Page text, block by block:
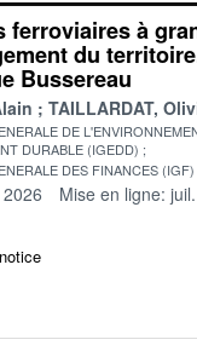
ferroviaires à
du
Bussereau
TAILLARDAT,
DE
DURABLE (IGEDD)
DES FINANCES (IGF)
Mise en ligne: